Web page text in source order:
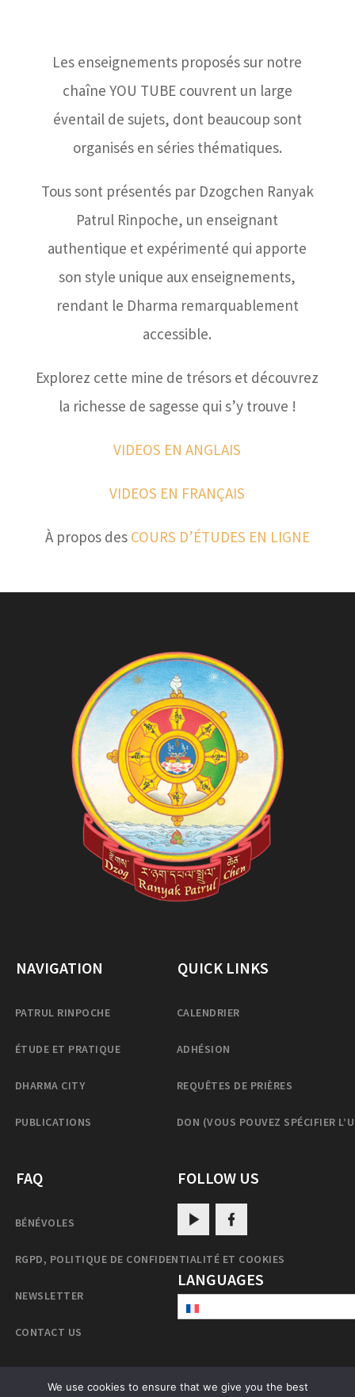
Les enseignements proposés sur notre
chaîne YOU TUBE couvrent un large
éventail de sujets, dont beaucoup sont
organisés en séries thématiques.
Tous sont présentés par Dzogchen Ranyak
Patrul Rinpoche, un enseignant
authentique et expérimenté qui apporte
son style unique aux enseignements,
rendant le Dharma remarquablement
accessible.
Explorez cette mine de trésors et découvrez
la richesse de sagesse qui s’y trouve !
VIDEOS EN ANGLAIS
VIDEOS EN FRANÇAIS
À propos des COURS D’ÉTUDES EN LIGNE
NAVIGATION
PATRUL RINPOCHE
ÉTUDE ET PRATIQUE
DHARMA CITY
PUBLICATIONS
QUICK LINKS
CALENDRIER
ADHÉSION
REQUÊTES DE PRIÈRES
DON (VOUS POUVEZ SPÉCIFIER
FAQ
BÉNÉVOLES
RGPD, POLITIQUE DE CONFIDENTIALITÉ ET COOKIES
NEWSLETTER
CONTACT US
FOLLOW US
LANGUAGES
We use cookies to ensure that we give you the best